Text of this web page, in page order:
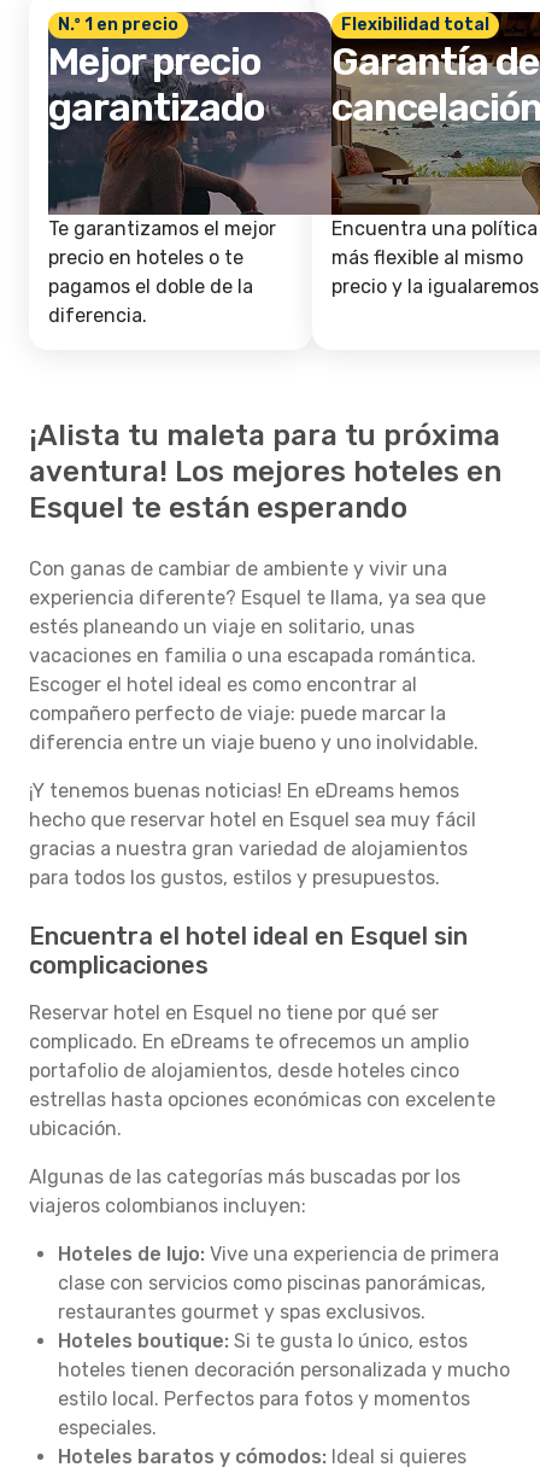
N.º 1 en precio
Mejor precio
garantizado
Te garantizamos el mejor
precio en hoteles o te
pagamos el doble de la
diferencia.
Flexibilidad total
Garantía de
Encuentra una política
más flexible al mismo
precio y la
¡Alista tu maleta para tu próxima
aventura! Los mejores hoteles en
Esquel te están esperando
Con ganas de cambiar de ambiente y vivir una
experiencia diferente? Esquel te llama, ya sea que
estés planeando un viaje en solitario, unas
vacaciones en familia o una escapada romántica.
Escoger el hotel ideal es como encontrar al
compañero perfecto de viaje: puede marcar la
diferencia entre un viaje bueno y uno inolvidable.
¡Y tenemos buenas noticias! En eDreams hemos
hecho que reservar hotel en Esquel sea muy fácil
gracias a nuestra gran variedad de alojamientos
para todos los gustos, estilos y presupuestos.
Encuentra el hotel ideal en Esquel sin
complicaciones
Reservar hotel en Esquel no tiene por qué ser
complicado. En eDreams te ofrecemos un amplio
portafolio de alojamientos, desde hoteles cinco
estrellas hasta opciones económicas con excelente
ubicación.
Algunas de las categorías más buscadas por los
viajeros colombianos incluyen:
Hoteles de lujo: Vive una experiencia de primera
clase con servicios como piscinas panorámicas,
restaurantes gourmet y spas exclusivos.
Hoteles boutique: Si te gusta lo único, estos
hoteles tienen decoración personalizada y mucho
estilo local. Perfectos para fotos y momentos
especiales.
Hoteles baratos y cómodos: Ideal si quieres